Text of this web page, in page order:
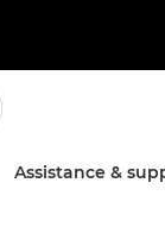
Assistance &